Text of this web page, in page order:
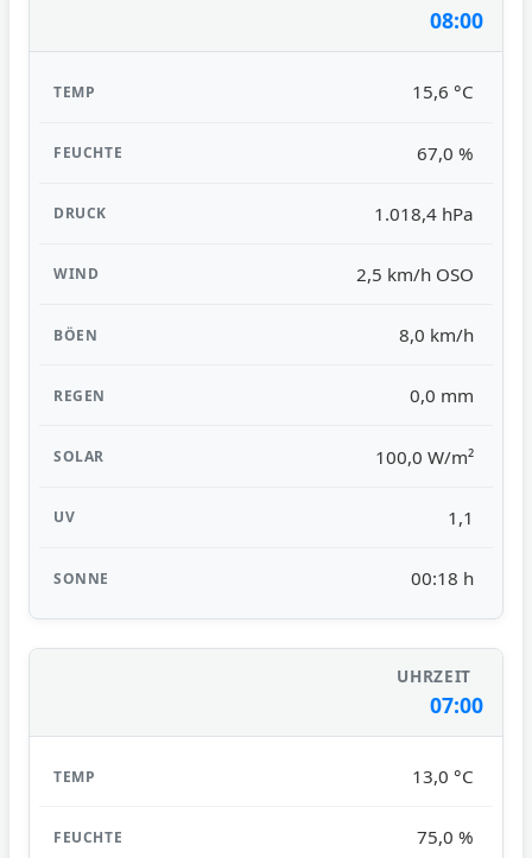
08:00
15,6 °C
67,0 %
1.018,4 hPa
2,5 km/h OSO
8,0 km/h
0,0 mm
100,0 W/m²
1,1
00:18 h
07:00
13,0 °C
75,0 %